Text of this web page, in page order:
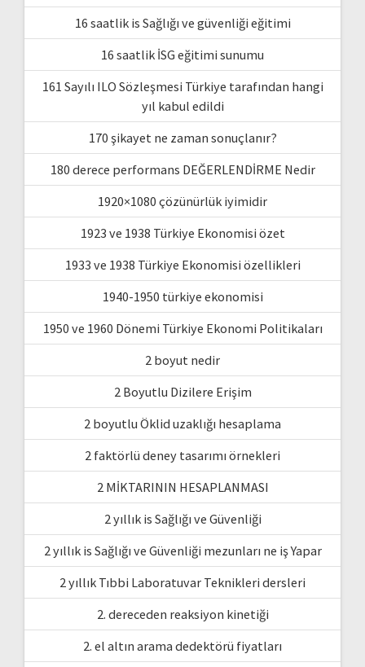
16 saatlik is Sağlığı ve güvenliği eğitimi
16 saatlik İSG eğitimi sunumu
161 Sayılı ILO Sözleşmesi Türkiye tarafından hangi
yıl kabul edildi
170 şikayet ne zaman sonuçlanır?
180 derece performans DEĞERLENDİRME Nedir
1920×1080 çözünürlük iyimidir
1923 ve 1938 Türkiye Ekonomisi özet
1933 ve 1938 Türkiye Ekonomisi özellikleri
1940-1950 türkiye ekonomisi
1950 ve 1960 Dönemi Türkiye Ekonomi Politikaları
2 boyut nedir
2 Boyutlu Dizilere Erişim
2 boyutlu Öklid uzaklığı hesaplama
2 faktörlü deney tasarımı örnekleri
2 MİKTARININ HESAPLANMASI
2 yıllık is Sağlığı ve Güvenliği
2 yıllık is Sağlığı ve Güvenliği mezunları ne iş Yapar
2 yıllık Tıbbi Laboratuvar Teknikleri dersleri
2. dereceden reaksiyon kinetiği
2. el altın arama dedektörü fiyatları